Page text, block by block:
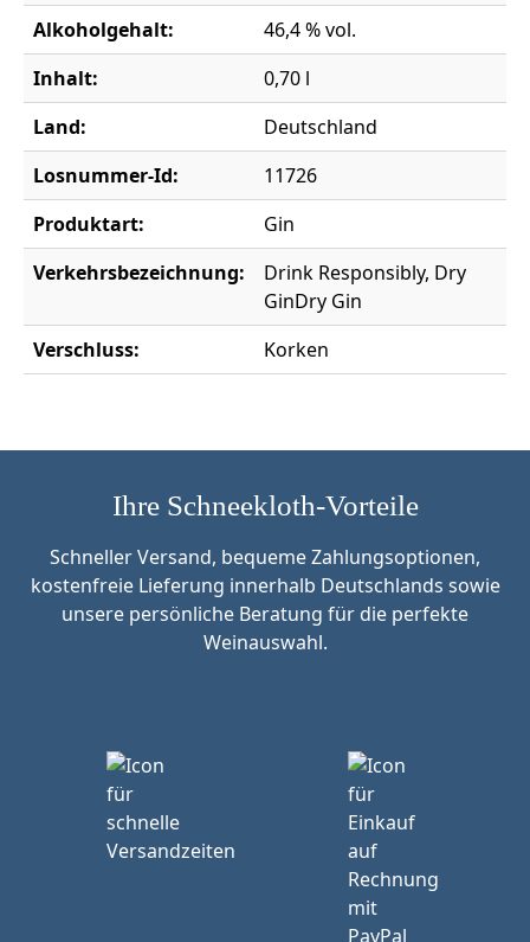
Alkoholgehalt:
46,4 % vol.
Inhalt:
0,70 l
Land:
Deutschland
Losnummer-Id:
11726
Produktart:
Gin
Verkehrsbezeichnung:
Drink Responsibly, Dry
GinDry Gin
Verschluss:
Korken
Ihre Schneekloth-Vorteile
Schneller Versand, bequeme Zahlungsoptionen,
kostenfreie Lieferung innerhalb Deutschlands sowie
unsere persönliche Beratung für die perfekte
Weinauswahl.